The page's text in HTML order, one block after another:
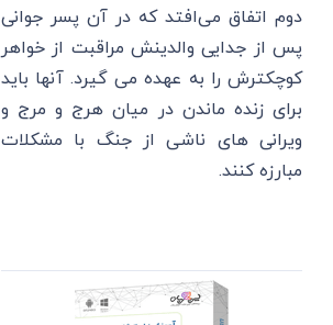
دوم اتفاق می‌افتد که در آن پسر جوانی
پس از جدایی والدینش مراقبت از خواهر
کوچکترش را به عهده می گیرد. آنها باید
برای زنده ماندن در میان هرج و مرج و
ویرانی های ناشی از جنگ با مشکلات
مبارزه کنند.